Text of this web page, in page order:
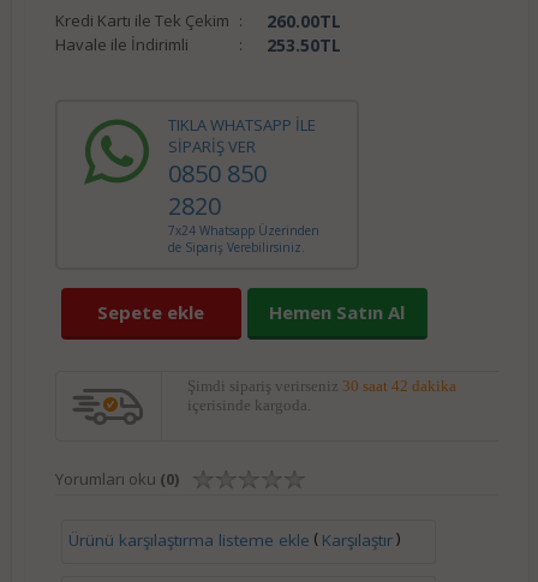
Kredi Kartı ile Tek Çekim : 260.00TL
Havale ile İndirimli : 253.50TL
TIKLA WHATSAPP İLE
SİPARİŞ VER
0850 850
2820
7x24 Whatsapp Üzerinden
de Sipariş Verebilirsiniz.
Sepete ekle Hemen Satın Al
Şimdi sipariş verirseniz 30 saat 42 dakika
içerisinde kargoda.
Yorumları oku (0)
Ürünü karşılaştırma listeme ekle ( Karşılaştır)